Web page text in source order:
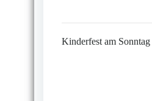
Kinderfest am Sonntag